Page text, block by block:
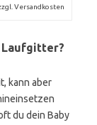
Versandkosten
Laufgitter?
kann aber
du dein Baby